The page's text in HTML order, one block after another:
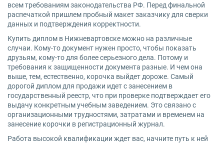
всем требованиям законодательства РФ. Перед финальной
распечаткой пришлем пробный макет заказчику для сверки
данных и подтверждения корректности.
Купить диплом в Нижневартовске можно на различные
случаи. Кому-то документ нужен просто, чтобы показать
друзьям, кому-то для более серьезного дела. Потому и
требования к защищенности документа разные. И чем она
выше, тем, естественно, корочка выйдет дороже. Самый
дорогой диплом для продажи идет с занесением в
государственный реестр, что при проверке подтверждает его
выдачу конкретным учебным заведением. Это связано с
организационными трудностями, затратами и временем на
занесение корочки в регистрационный журнал.
Работа высокой квалификации ждет вас, начните путь к ней